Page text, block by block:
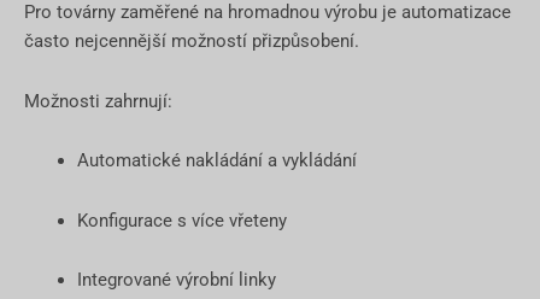
Pro továrny zaměřené na hromadnou výrobu je automatizace
často nejcennější možností přizpůsobení.
Možnosti zahrnují:
Automatické nakládání a vykládání
Konfigurace s více vřeteny
Integrované výrobní linky